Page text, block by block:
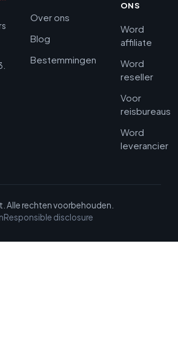
Over ons
Blog
Bestemmingen
ONS
Word
affiliate
Word
reseller
Voor
reisbureaus
Word
leverancier
Alle rechten voorbehouden.
Responsible disclosure